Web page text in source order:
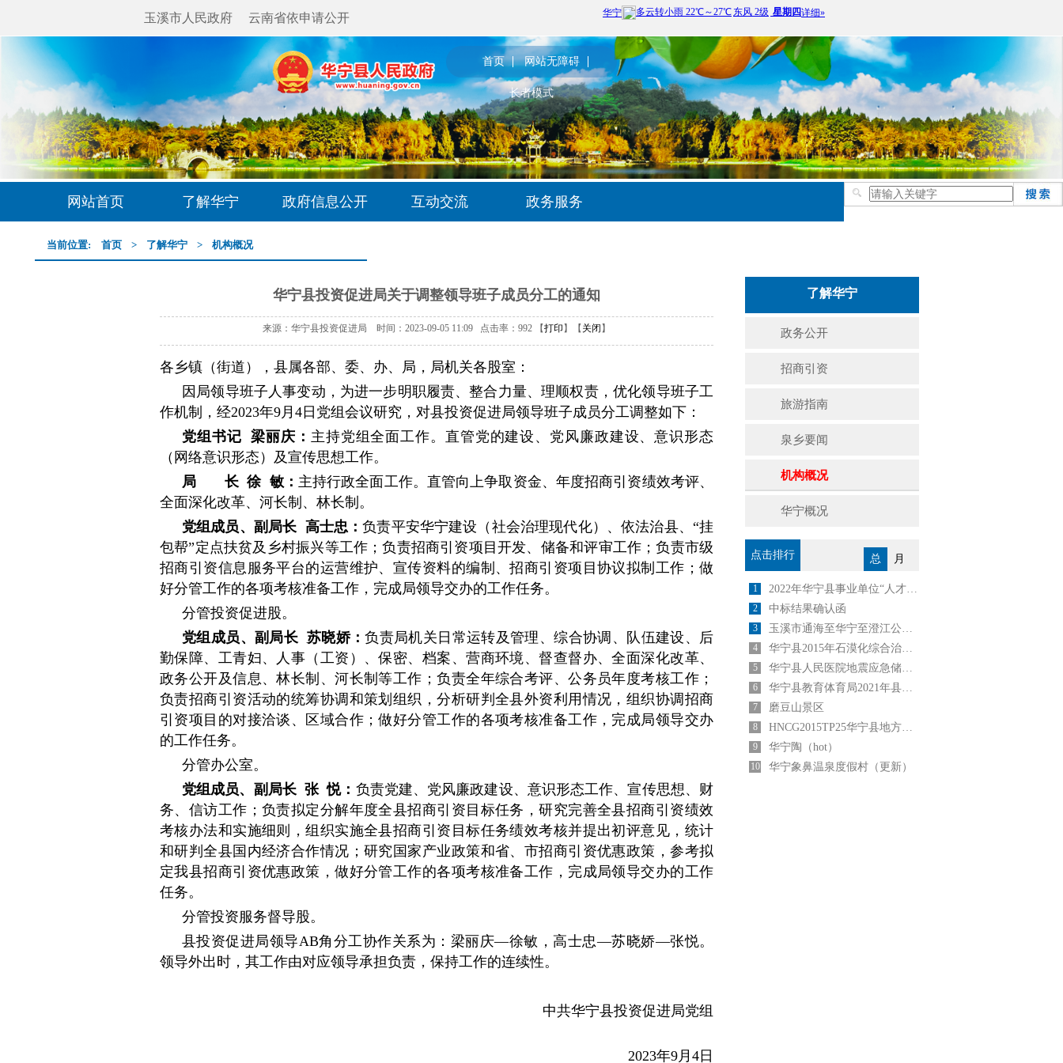
玉溪市人民政府 云南省依申请公开
首页 网站无障碍
长者模式
网站首页 了解华宁 政府信息公开 互动交流 政务服务
当前位置: 首页 > 了解华宁 > 机构概况
华宁县投资促进局关于调整领导班子成员分工的通知
来源：华宁县投资促进局 时间：2023-09-05 11:09 点击率： 992 【打印 】【 关闭 】
各乡镇（街道），县属各部、委、办、局，局机关各股室：
因局领导班子人事变动，为进一步明职履责、整合力量、理顺权责，优化领导班子工
作机制，经2023年9月4日党组会议研究，对县投资促进局领导班子成员分工调整如下：
党组书记 梁丽庆： 主持党组全面工作。直管党的建设、党风廉政建设、意识形态
（网络意识形态）及宣传思想工作。
局 长 徐 敏： 主持行政全面工作。直管向上争取资金、年度招商引资绩效考评、
全面深化改革、河长制、林长制。
党组成员、副局长 高士忠：负责平安华宁建设（社会治理现代化）、依法治县、“挂
包帮”定点扶贫及乡村振兴等工作；负责招商引资项目开发、储备和评审工作；负责市级
招商引资信息服务平台的运营维护、宣传资料的编制、招商引资项目协议拟制工作；做
好分管工作的各项考核准备工作，完成局领导交办的工作任务。
分管投资促进股。
党组成员、副局长 苏晓娇：负责局机关日常运转及管理、综合协调、队伍建设、后
勤保障、工青妇、人事（工资）、保密、档案、营商环境、督查督办、全面深化改革、
政务公开及信息、林长制、河长制等工作；负责全年综合考评、公务员年度考核工作；
负责招商引资活动的统筹协调和策划组织，分析研判全县外资利用情况，组织协调招商
引资项目的对接洽谈、区域合作；做好分管工作的各项考核准备工作，完成局领导交办
的工作任务。
分管办公室。
党组成员、副局长 张 悦： 负责党建、党风廉政建设、意识形态工作、宣传思想、财
务、信访工作；负责拟定分解年度全县招商引资目标任务，研究完善全县招商引资绩效
考核办法和实施细则，组织实施全县招商引资目标任务绩效考核并提出初评意见，统计
和研判全县国内经济合作情况；研究国家产业政策和省、市招商引资优惠政策，参考拟
定我县招商引资优惠政策，做好分管工作的各项考核准备工作，完成局领导交办的工作
任务。
分管投资服务督导股。
县投资促进局领导AB角分工协作关系为：梁丽庆—徐敏，高士忠—苏晓娇—张悦。
领导外出时，其工作由对应领导承担负责，保持工作的连续性。
中共华宁县投资促进局党组
2023年9月4日
了解华宁
政务公开
招商引资
旅游指南
泉乡要闻
机构概况
华宁概况
点击排行 总 月
1 2022年华宁县事业单位“人才回引计划”公告
2 中标结果确认函
3 玉溪市通海至华宁至澄江公路建设项目
4 华宁县2015年石漠化综合治理工程坡改梯施工（第一标段)中 选 公 告
5 华宁县人民医院地震应急储备物资采购项目 成交公告
6 华宁县教育体育局2021年县内公开选调中小学教师公告
7 磨豆山景区
8 HNCG2015TP25华宁县地方税务局办公设备采购与安装采购中标公告
9 华宁陶（hot）
10 华宁象鼻温泉度假村（更新）